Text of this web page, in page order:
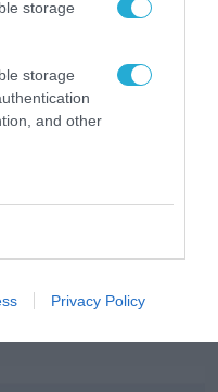
storage
storage
and other
Privacy Policy
του φετινού
της